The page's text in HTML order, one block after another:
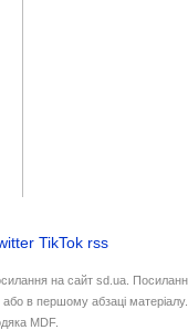
TikTok rss
на сайт sd.ua.
або в першому абзаці
MDF.